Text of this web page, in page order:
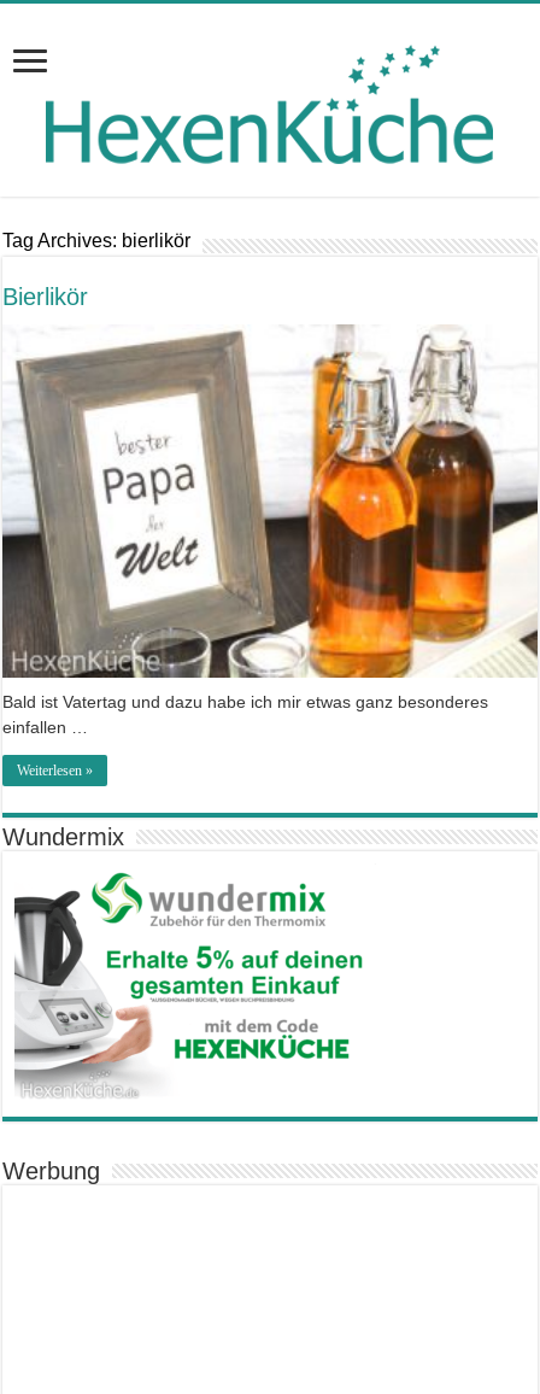
Tag Archives: bierlikör
Bierlikör
Bald ist Vatertag und dazu habe ich mir etwas ganz besonderes
einfallen …
Weiterlesen »
Wundermix
Werbung